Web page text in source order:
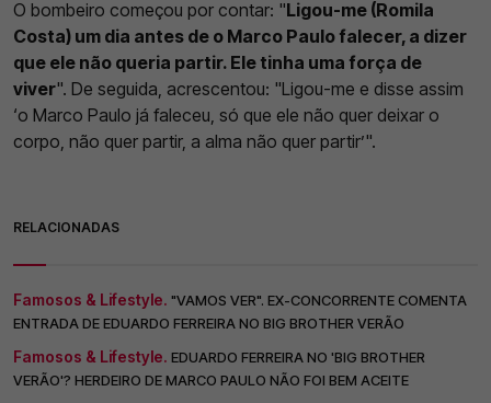
O bombeiro começou por contar: "Ligou-me (Romila
Costa) um dia antes de o Marco Paulo falecer, a dizer
que ele não queria partir. Ele tinha uma força de
viver". De seguida, acrescentou: "Ligou-me e disse assim
‘o Marco Paulo já faleceu, só que ele não quer deixar o
corpo, não quer partir, a alma não quer partir’".
RELACIONADAS
Famosos & Lifestyle. "VAMOS VER". EX-CONCORRENTE COMENTA
ENTRADA DE EDUARDO FERREIRA NO BIG BROTHER VERÃO
Famosos & Lifestyle. EDUARDO FERREIRA NO 'BIG BROTHER
VERÃO'? HERDEIRO DE MARCO PAULO NÃO FOI BEM ACEITE